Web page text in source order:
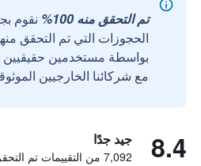
تم التحقق منه 100%
نقوم
الحجوزات التي تم التحقق
مع شركائنا الخارجيين
8.4 جيد جدًا
7,092 من التقييمات تم التحقق منها